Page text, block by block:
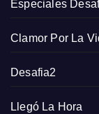
Especiales
Clamor Por La
Desafia2
Llegó La Hora